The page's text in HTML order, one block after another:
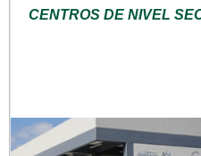
CENTROS DE NIVEL